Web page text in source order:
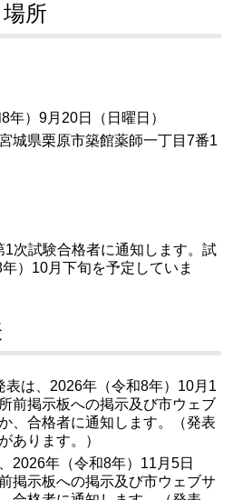
所
年）9月20日（日曜日）
城県栗原市築館薬師一丁目7番1
1次試験合格者に通知します。試
）10月下旬を予定していま
表は、2026年（令和8年）10月1
前掲示板への掲示及び市ウェブ
、合格者に通知します。（発表
あります。）
2026年（令和8年）11月5日
掲示板への掲示及び市ウェブサ